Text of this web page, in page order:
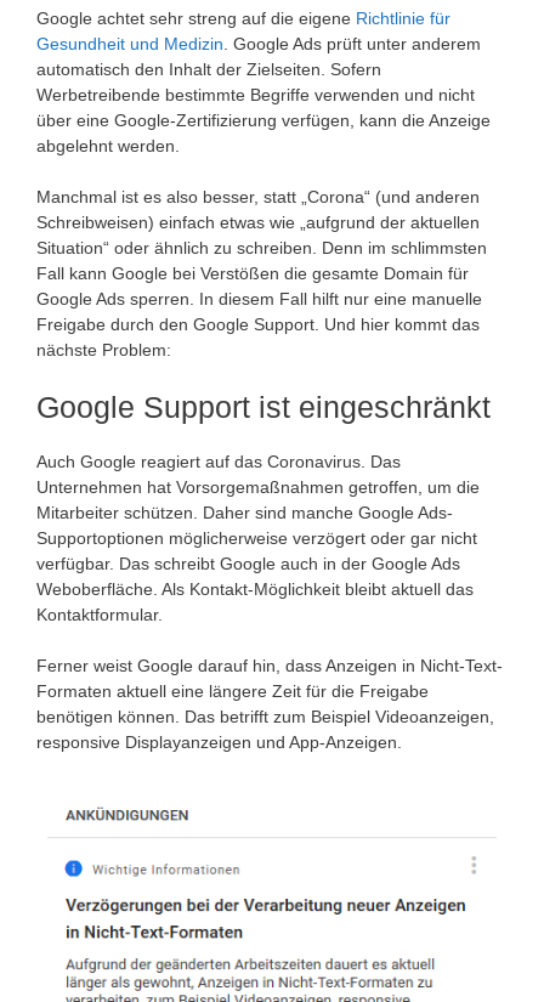
Google achtet sehr streng auf die eigene Richtlinie für
Gesundheit und Medizin . Google Ads prüft unter anderem
automatisch den Inhalt der Zielseiten. Sofern
Werbetreibende bestimmte Begriffe verwenden und nicht
über eine Google-Zertifizierung verfügen, kann die Anzeige
abgelehnt werden.
Manchmal ist es also besser, statt „Corona“ (und anderen
Schreibweisen) einfach etwas wie „aufgrund der aktuellen
Situation“ oder ähnlich zu schreiben. Denn im schlimmsten
Fall kann Google bei Verstößen die gesamte Domain für
Google Ads sperren. In diesem Fall hilft nur eine manuelle
Freigabe durch den Google Support. Und hier kommt das
nächste Problem:
Google Support ist eingeschränkt
Auch Google reagiert auf das Coronavirus. Das
Unternehmen hat Vorsorgemaßnahmen getroffen, um die
Mitarbeiter schützen. Daher sind manche Google Ads-
Supportoptionen möglicherweise verzögert oder gar nicht
verfügbar. Das schreibt Google auch in der Google Ads
Weboberfläche. Als Kontakt-Möglichkeit bleibt aktuell das
Kontaktformular.
Ferner weist Google darauf hin, dass Anzeigen in Nicht-Text-
Formaten aktuell eine längere Zeit für die Freigabe
benötigen können. Das betrifft zum Beispiel Videoanzeigen,
responsive Displayanzeigen und App-Anzeigen.